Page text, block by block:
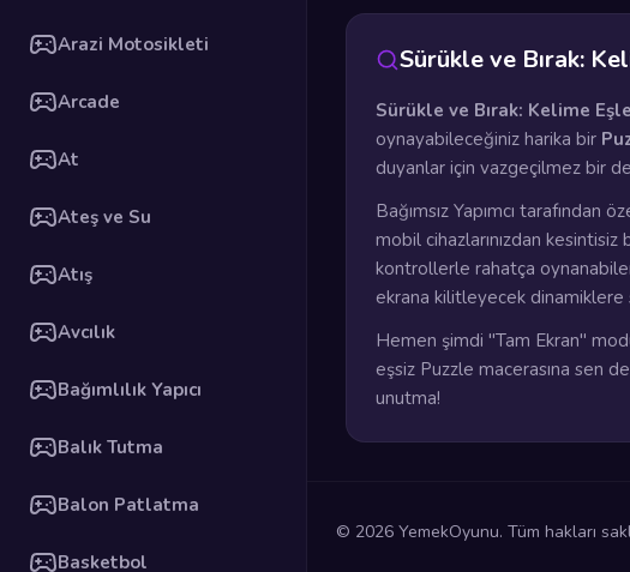
Arazi Motosikleti
Arcade
At
Ateş ve Su
Atış
Avcılık
Bağımlılık Yapıcı
Balık Tutma
Balon Patlatma
Basketbol
Sürükle ve Bırak:
Sürükle ve Bırak: Kelime
oynayabileceğiniz harika bir
duyanlar için vazgeçilmez bir
Bağımsız Yapımcı
mobil cihazlarınızdan
kontrollerle rahatça
ekrana kilitleyecek dinamiklere
Hemen şimdi "Tam Ekran"
eşsiz Puzzle macerasına sen
unutma!
© 2026 YemekOyunu. Tüm hakları